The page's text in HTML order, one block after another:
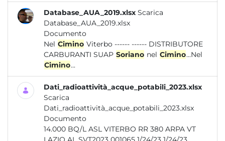
Database_AUA_2019.xlsx Scarica
Database_AUA_2019.xlsx
Documento
Nel Cimino Viterbo ------ ------ DISTRIBUTORE
CARBURANTI SUAP Soriano nel Cimino...Nel
Cimino...
Dati_radioattività_acque_potabili_2023.xlsx
Scarica
Dati_radioattività_acque_potabili_2023.xlsx
Documento
14.000 BQ/L ASL VITERBO RR 380 ARPA VT